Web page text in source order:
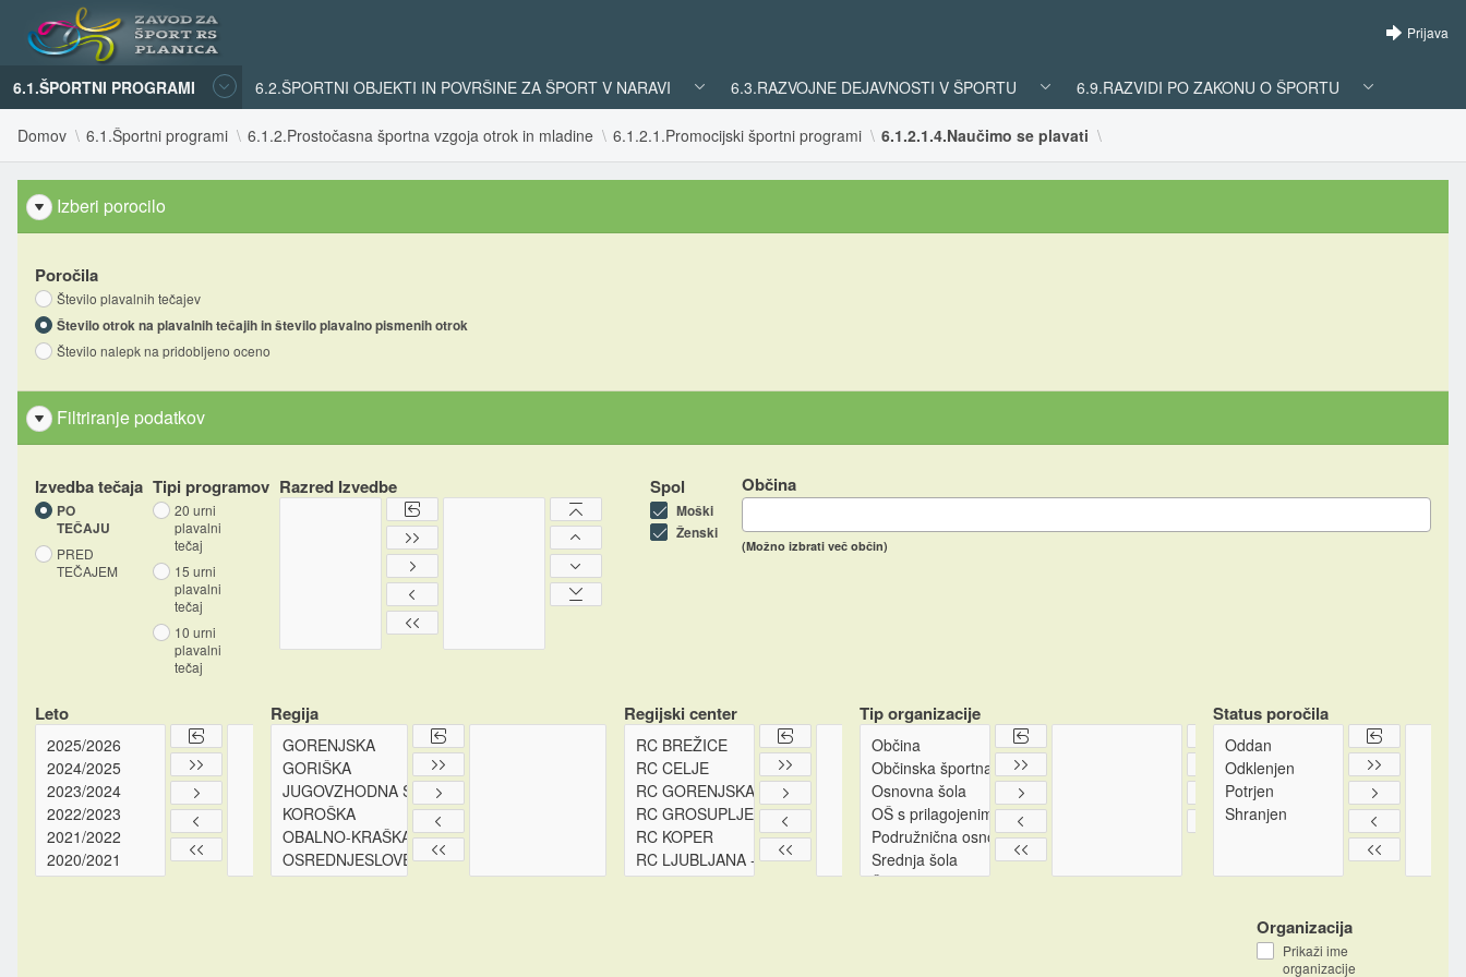
Prijava
6.1.ŠPORTNI PROGRAMI 6.2.ŠPORTNI OBJEKTI IN POVRŠINE ZA ŠPORT V NARAVI 6.3.RAZVOJNE DEJAVNOSTI V ŠPORTU 6.9.RAZVIDI PO ZAKONU O ŠPORTU
Domov 6.1.Športni programi 6.1.2.Prostočasna športna vzgoja otrok in mladine 6.1.2.1.Promocijski športni programi 6.1.2.1.4.Naučimo se plavati
Izberi porocilo
Poročila
Število plavalnih tečajev
Število otrok na plavalnih tečajih in število plavalno pismenih otrok
Število nalepk na pridobljeno oceno
Filtriranje podatkov
Izvedba tečaja
PO
TEČAJU
PRED
TEČAJEM
Tipi programov
20 urni
plavalni
tečaj
15 urni
plavalni
tečaj
10 urni
plavalni
tečaj
Razred Izvedbe Spol
Moški
Ženski
Občina
(Možno izbrati več občin)
Leto Regija Regijski center Tip organizacije Status poročila
Organizacija
Prikaži ime
organizacije